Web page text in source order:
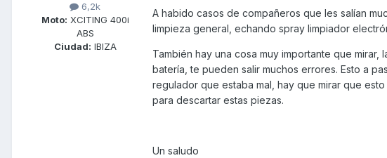
6,2k
Moto: XCITING 400i
ABS
Ciudad: IBIZA
A habido casos de compañeros que les salían
limpieza general, echando spray limpiador
También hay una cosa muy importante que
batería, te pueden salir muchos errores. Esto a
regulador que estaba mal, hay que mirar que
para descartar estas piezas.
Un saludo